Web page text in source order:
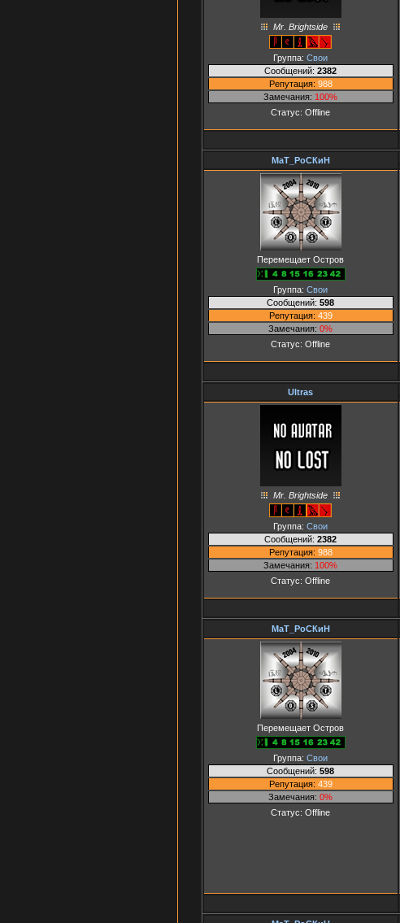
Mr. Brightside
Группа: Свои
Сообщений: 2382
Репутация: 988
Замечания: 100%
Статус: Offline
МаТ_РоСКиН
Перемещает Остров
Группа: Свои
Сообщений: 598
Репутация: 439
Замечания: 0%
Статус: Offline
Ultras
Mr. Brightside
Группа: Свои
Сообщений: 2382
Репутация: 988
Замечания: 100%
Статус: Offline
МаТ_РоСКиН
Перемещает Остров
Группа: Свои
Сообщений: 598
Репутация: 439
Замечания: 0%
Статус: Offline